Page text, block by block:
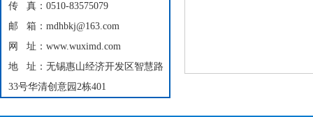
传 真：0510-83575079
邮 箱：mdhbkj@163.com
网 址：www.wuximd.com
地 址：无锡惠山经济开发区智慧路
33号华清创意园2栋401